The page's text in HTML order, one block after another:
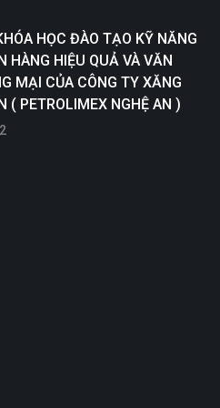
HỌC ĐÀO TẠO KỸ NĂNG
HÀNG HIỆU QUẢ VÀ VĂN
MẠI CỦA CÔNG TY XĂNG
( PETROLIMEX NGHỆ AN )